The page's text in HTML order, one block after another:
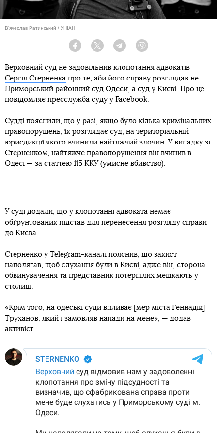
В'ячеслав Ратинський / УНІАН
Facebook Twitter Telegram
Верховний суд не задовільнив клопотання адвокатів
Сергія Стерненка про те, аби його справу розглядав не
Приморський районний суд Одеси, а суд у Києві. Про це
повідомляє пресслужба суду у Facebook.
Судді пояснили, що у разі, якщо було кілька кримінальних
правопорушень, їх розглядає суд, на територіальній
юрисдикції якого вчинили найтяжчий злочин. У випадку зі
Стерненком, найтяжче правопорушення він вчинив в
Одесі — за статтею 115 ККУ (умисне вбивство).
У суді додали, що у клопотанні адвоката немає
обґрунтованих підстав для перенесення розгляду справи
до Києва.
Стерненко у Telegram-каналі пояснив, що захист
наполягав, щоб слухання були в Києві, адже він, сторона
обвинувачення та представник потерпілих мешкають у
столиці.
«Крім того, на одеські суди впливає [мер міста Геннадій]
Труханов, який і замовляв напади на мене», — додав
активіст.